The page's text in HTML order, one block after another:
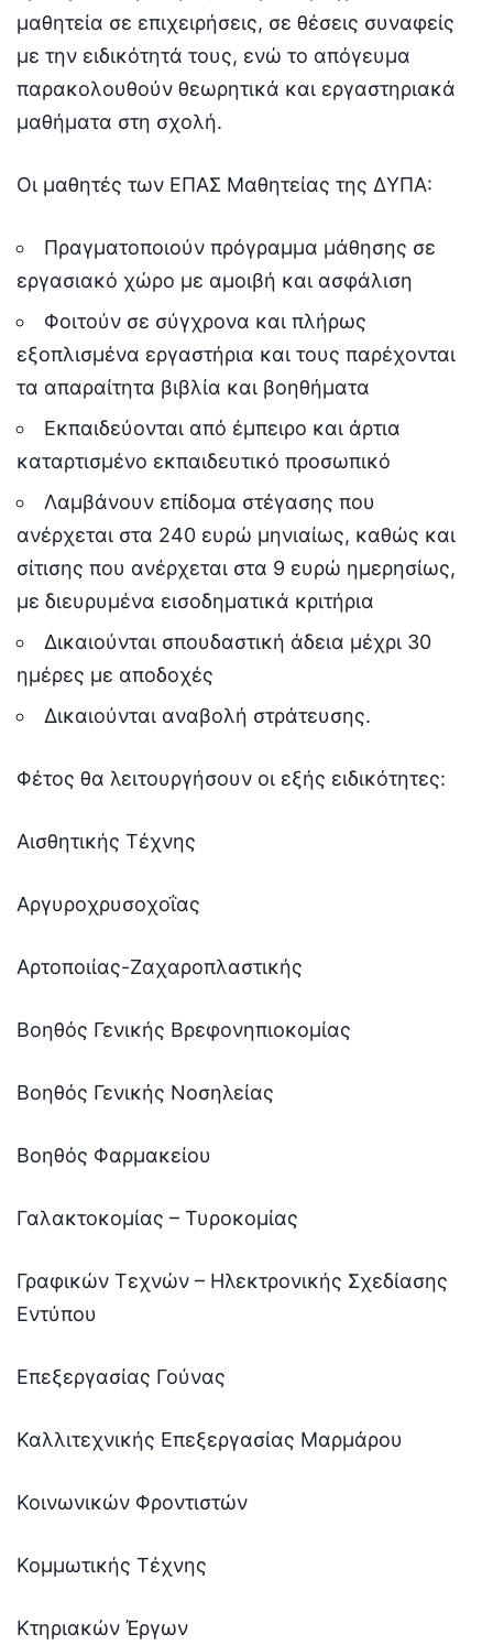
μαθητεία σε επιχειρήσεις, σε θέσεις συναφείς
με την ειδικότητά τους, ενώ το απόγευμα
παρακολουθούν θεωρητικά και εργαστηριακά
μαθήματα στη σχολή.
Οι μαθητές των ΕΠΑΣ Μαθητείας της ΔΥΠΑ:
Πραγματοποιούν πρόγραμμα μάθησης σε
εργασιακό χώρο με αμοιβή και ασφάλιση
Φοιτούν σε σύγχρονα και πλήρως
εξοπλισμένα εργαστήρια και τους παρέχονται
τα απαραίτητα βιβλία και βοηθήματα
Εκπαιδεύονται από έμπειρο και άρτια
καταρτισμένο εκπαιδευτικό προσωπικό
Λαμβάνουν επίδομα στέγασης που
ανέρχεται στα 240 ευρώ μηνιαίως, καθώς και
σίτισης που ανέρχεται στα 9 ευρώ ημερησίως,
με διευρυμένα εισοδηματικά κριτήρια
Δικαιούνται σπουδαστική άδεια μέχρι 30
ημέρες με αποδοχές
Δικαιούνται αναβολή στράτευσης.
Φέτος θα λειτουργήσουν οι εξής ειδικότητες:
Αισθητικής Τέχνης
Αργυροχρυσοχοΐας
Αρτοποιίας-Ζαχαροπλαστικής
Βοηθός Γενικής Βρεφονηπιοκομίας
Βοηθός Γενικής Νοσηλείας
Βοηθός Φαρμακείου
Γαλακτοκομίας – Τυροκομίας
Γραφικών Τεχνών – Ηλεκτρονικής Σχεδίασης
Εντύπου
Επεξεργασίας Γούνας
Καλλιτεχνικής Επεξεργασίας Μαρμάρου
Κοινωνικών Φροντιστών
Κομμωτικής Τέχνης
Κτηριακών Έργων